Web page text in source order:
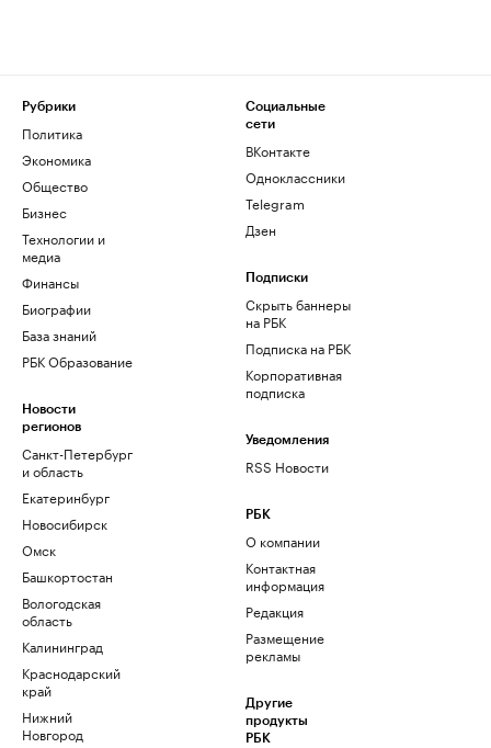
Рубрики
Политика
Экономика
Общество
Бизнес
Технологии и
медиа
Финансы
Биографии
База знаний
РБК Образование
Новости
регионов
Санкт-Петербург
и область
Екатеринбург
Новосибирск
Омск
Башкортостан
Вологодская
область
Калининград
Краснодарский
край
Нижний
Новгород
Социальные
сети
ВКонтакте
Одноклассники
Telegram
Дзен
Подписки
Скрыть баннеры
на РБК
Подписка на РБК
Корпоративная
подписка
Уведомления
RSS Новости
РБК
О компании
Контактная
информация
Редакция
Размещение
рекламы
Другие
продукты
РБК